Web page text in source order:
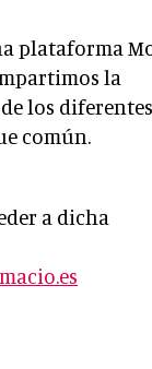
plataforma
la
los diferentes
común.
a dicha